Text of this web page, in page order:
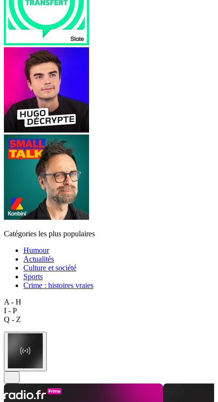
Catégories les plus populaires
Humour
Actualités
Culture et société
Sports
Crime : histoires vraies
A - H
I - P
Q - Z